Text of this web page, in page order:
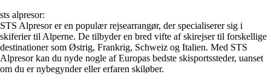
sts alpresor:
STS Alpresor er en populær rejsearrangør, der specialiserer sig i
skiferier til Alperne. De tilbyder en bred vifte af skirejser til forskellige
destinationer som Østrig, Frankrig, Schweiz og Italien. Med STS
Alpresor kan du nyde nogle af Europas bedste skisportssteder, uanset
om du er nybegynder eller erfaren skiløber.